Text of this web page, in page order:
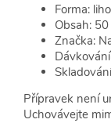
Forma:
Obsah:
Značka:
Přípravek není
Uchovávejte